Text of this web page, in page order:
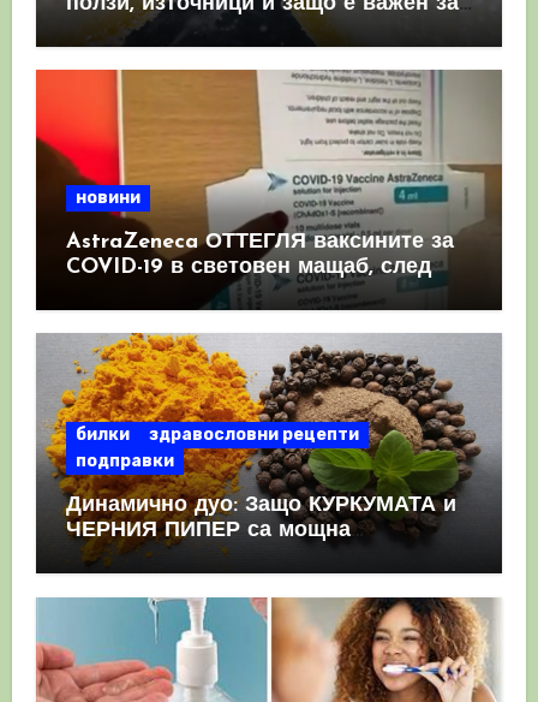
имунната система
новини
AstraZeneca ОТТЕГЛЯ ваксините за
COVID-19 в световен мащаб, след
като призна, че те причиняват
билки
здравословни рецепти
подправки
Динамично дуо: Защо КУРКУМАТА и
ЧЕРНИЯ ПИПЕР са мощна
комбинация